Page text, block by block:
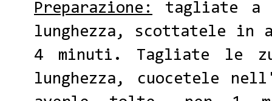
Preparazione:
tagliate a
lunghezza, scottatele in
4 minuti. Tagliate le
lunghezza, cuocetele